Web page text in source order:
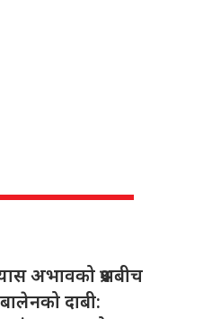
अभावको प्रश्नबीच
बालेनको दाबी: